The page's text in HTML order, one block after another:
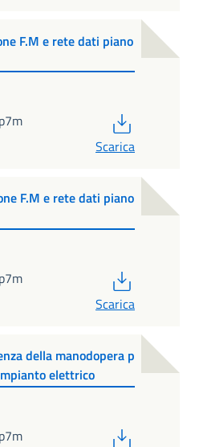
F.M e rete dati piano
Scarica
F.M e rete dati piano
Scarica
della manodopera p
elettrico